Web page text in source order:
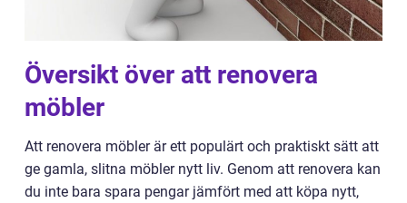
Översikt över att renovera
möbler
Att renovera möbler är ett populärt och praktiskt sätt att
ge gamla, slitna möbler nytt liv. Genom att renovera kan
du inte bara spara pengar jämfört med att köpa nytt,